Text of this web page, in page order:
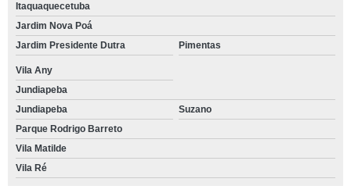
Itaquaquecetuba
Jardim Nova Poá
Jardim Presidente Dutra
Pimentas
Vila Any
Jundiapeba
Jundiapeba
Suzano
Parque Rodrigo Barreto
Vila Matilde
Vila Ré